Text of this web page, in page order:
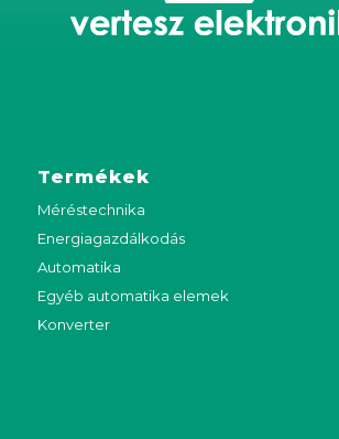
Termékek
Méréstechnika
Energiagazdálkodás
Automatika
Egyéb automatika elemek
Konverter